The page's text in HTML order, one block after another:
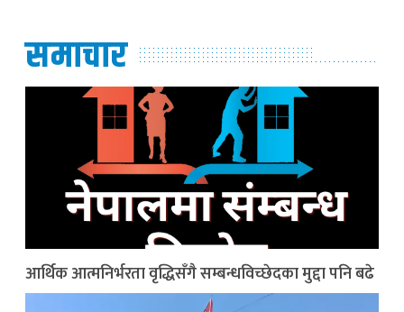
समाचार
आर्थिक आत्मनिर्भरता वृद्धिसँगै सम्बन्धविच्छेदका मुद्दा पनि बढे